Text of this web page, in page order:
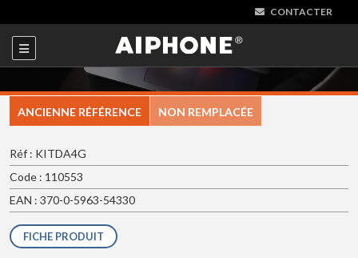
CONTACTER
ANCIENNE RÉFÉRENCE NON REMPLACÉE
Réf : KITDA4G
Code : 110553
EAN : 370-0-5963-54330
FICHE PRODUIT